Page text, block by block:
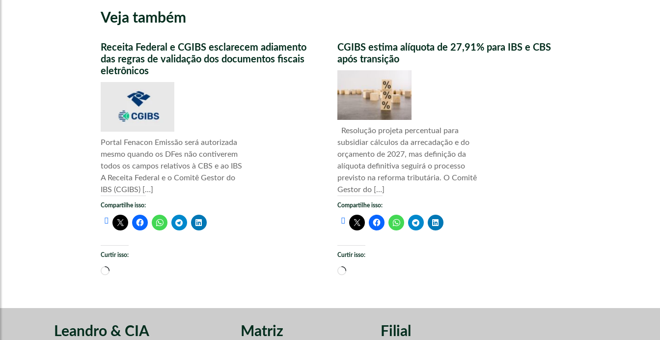
Veja também
Receita Federal e CGIBS esclarecem adiamento
das regras de validação dos documentos fiscais
eletrônicos
Portal Fenacon Emissão será autorizada
mesmo quando os DFes não contiverem
todos os campos relativos à CBS e ao IBS
A Receita Federal e o Comitê Gestor do
IBS (CGIBS) […]
Compartilhe isso:
Curtir isso:
Carregando...
CGIBS estima alíquota de 27,91% para IBS e CBS
após transição
Resolução projeta percentual para
subsidiar cálculos da arrecadação e do
orçamento de 2027, mas definição da
alíquota definitiva seguirá o processo
previsto na reforma tributária. O Comitê
Gestor do […]
Compartilhe isso:
Curtir isso:
Carregando...
Leandro & CIA Matriz Filial